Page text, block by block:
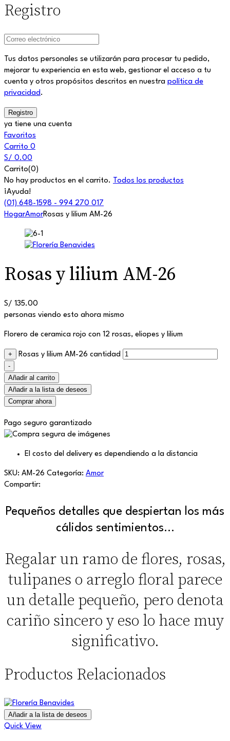
Registro
Tus datos personales se utilizarán para procesar tu pedido,
mejorar tu experiencia en esta web, gestionar el acceso a tu
cuenta y otros propósitos descritos en nuestra política de
privacidad .
ya tiene una cuenta
Favoritos
Carrito 0
S/ 0.00
Carrito(0)
No hay productos en el carrito. Todos los productos
¡Ayuda!
(01) 648-1598 - 994 270 017
HogarAmorRosas y lilium AM-26
Rosas y lilium AM-26
S/ 135.00
personas viendo esto ahora mismo
Florero de ceramica rojo con 12 rosas, eliopes y lilium
+
Rosas y lilium AM-26 cantidad
-
Añadir al carrito
Añadir a la lista de deseos
Comprar ahora
Pago seguro garantizado
El costo del delivery es dependiendo a la distancia
SKU: AM-26 Categoría: Amor
Compartir:
Pequeños detalles que despiertan los más
cálidos sentimientos…
Regalar un ramo de flores, rosas,
tulipanes o arreglo floral parece
un detalle pequeño, pero denota
cariño sincero y eso lo hace muy
significativo.
Productos Relacionados
Añadir a la lista de deseos
Quick View